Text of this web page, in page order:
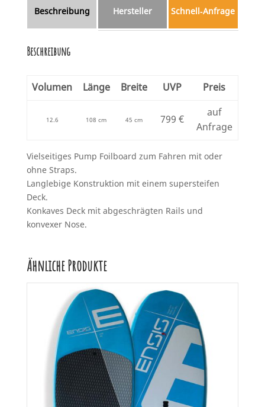
Beschreibung Hersteller Schnell‑Anfrage
Beschreibung
Volumen Länge Breite UVP Preis
12.6 108 cm 45 cm 799 €
auf
Anfrage
Vielseitiges Pump Foilboard zum Fahren mit oder
ohne Straps.
Langlebige Konstruktion mit einem supersteifen
Deck.
Konkaves Deck mit abgeschrägten Rails und
konvexer Nose.
Ähnliche Produkte